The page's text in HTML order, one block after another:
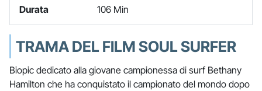
Durata
106 Min
TRAMA DEL FILM SOUL SURFER
Biopic dedicato alla giovane campionessa di surf Bethany
Hamilton che ha conquistato il campionato del mondo dopo